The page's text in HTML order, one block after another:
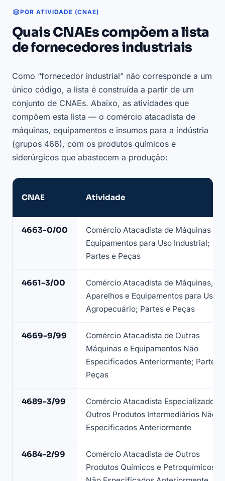
POR ATIVIDADE (CNAE)
Quais CNAEs compõem a lista
de fornecedores industriais
Como “fornecedor industrial” não corresponde a um
único código, a lista é construída a partir de um
conjunto de CNAEs. Abaixo, as atividades que
compõem esta lista — o comércio atacadista de
máquinas, equipamentos e insumos para a indústria
(grupos 466), com os produtos químicos e
siderúrgicos que abastecem a produção:
base
CNAE Atividade
4663-0/00
Comércio Atacadista de Máquinas e
Equipamentos para Uso Industrial;
Partes e Peças
4661-3/00
Comércio Atacadista de Máquinas,
Aparelhos e Equipamentos para Uso
Agropecuário; Partes e Peças
4669-9/99
Comércio Atacadista de Outras
Máquinas e Equipamentos Não
Especificados Anteriormente; Partes
Peças
4689-3/99
Comércio Atacadista Especializado
Outros Produtos Intermediários Não
Especificados Anteriormente
4684-2/99
Comércio Atacadista de Outros
Produtos Químicos e Petroquímicos